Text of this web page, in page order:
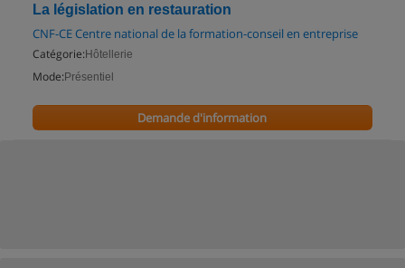
La législation en restauration
CNF-CE Centre national de la formation-conseil en entreprise
Catégorie: Hôtellerie
Mode: Présentiel
Demande d'information